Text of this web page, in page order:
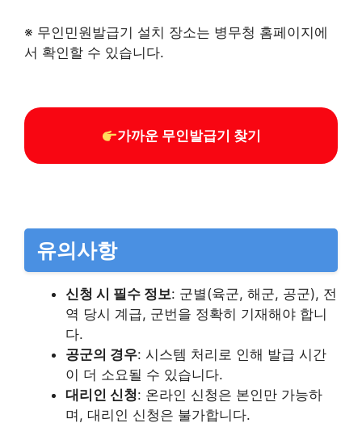
※ 무인민원발급기 설치 장소는 병무청 홈페이지에
서 확인할 수 있습니다.​
가까운 무인발급기 찾기
유의사항
신청 시 필수 정보: 군별(육군, 해군, 공군), 전
역 당시 계급, 군번을 정확히 기재해야 합니
다.​
공군의 경우: 시스템 처리로 인해 발급 시간
이 더 소요될 수 있습니다.​
대리인 신청: 온라인 신청은 본인만 가능하
며, 대리인 신청은 불가합니다.